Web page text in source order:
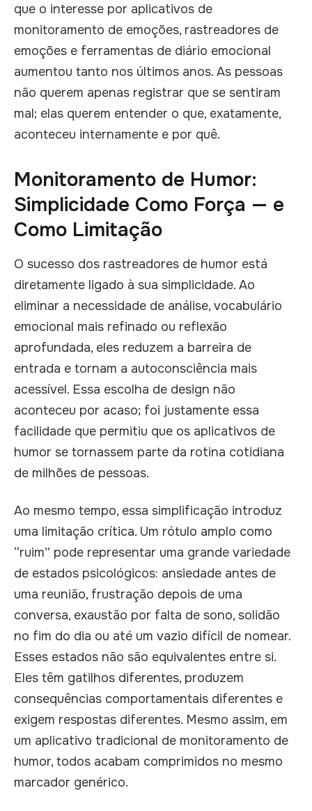
que o interesse por aplicativos de
monitoramento de emoções, rastreadores de
emoções e ferramentas de diário emocional
aumentou tanto nos últimos anos. As pessoas
não querem apenas registrar que se sentiram
mal; elas querem entender o que, exatamente,
aconteceu internamente e por quê.
Monitoramento de Humor:
Simplicidade Como Força — e
Como Limitação
O sucesso dos rastreadores de humor está
diretamente ligado à sua simplicidade. Ao
eliminar a necessidade de análise, vocabulário
emocional mais refinado ou reflexão
aprofundada, eles reduzem a barreira de
entrada e tornam a autoconsciência mais
acessível. Essa escolha de design não
aconteceu por acaso; foi justamente essa
facilidade que permitiu que os aplicativos de
humor se tornassem parte da rotina cotidiana
de milhões de pessoas.
Ao mesmo tempo, essa simplificação introduz
uma limitação crítica. Um rótulo amplo como
“ruim” pode representar uma grande variedade
de estados psicológicos: ansiedade antes de
uma reunião, frustração depois de uma
conversa, exaustão por falta de sono, solidão
no fim do dia ou até um vazio difícil de nomear.
Esses estados não são equivalentes entre si.
Eles têm gatilhos diferentes, produzem
consequências comportamentais diferentes e
exigem respostas diferentes. Mesmo assim, em
um aplicativo tradicional de monitoramento de
humor, todos acabam comprimidos no mesmo
marcador genérico.